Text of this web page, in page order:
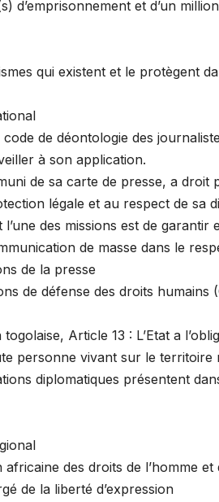
d’emprisonnement et d’un
qui existent et le protègent
de déontologie des
à son application.
de sa carte de presse, a
légale et au respect de sa
l’une des missions est de
de masse dans le
de la presse
de défense des droits humains
Article 13 : L’Etat a
personne vivant sur le territoire
diplomatiques présentent
africaine des droits de l’homme
de la liberté d’expression